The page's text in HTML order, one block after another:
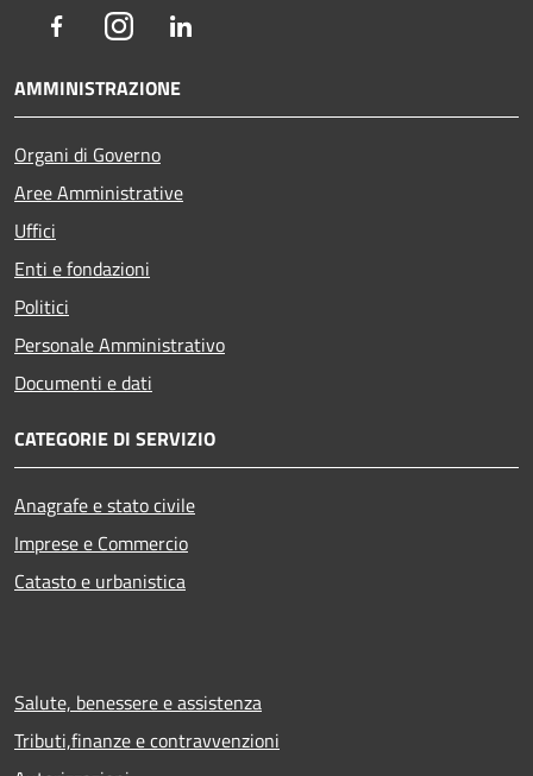
FacebookInstagram
AMMINISTRAZIONE
Organi di Governo
Aree Amministrative
Uffici
Enti e fondazioni
Politici
Personale Amministrativo
Documenti e dati
CATEGORIE DI SERVIZIO
Anagrafe e stato civile
Imprese e Commercio
Catasto e urbanistica
Salute, benessere e assistenza
Tributi,finanze e contravvenzioni